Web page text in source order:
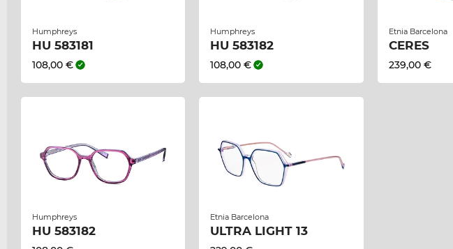
Humphreys
HU 583181
108,00 €
Humphreys
HU 583182
108,00 €
Etnia Barcelona
CERES
239,00 €
Humphreys
HU 583182
Etnia Barcelona
ULTRA LIGHT 13